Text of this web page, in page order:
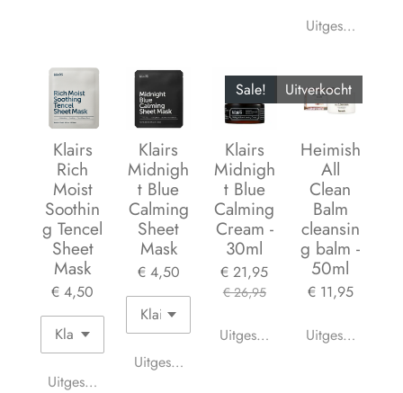
Uitgeschakeld
Klairs
Rich
Moist
Soothin
g Tencel
Sheet
Mask
€ 4,50
Uitgeschakeld
Klairs
Midnigh
t Blue
Calming
Sheet
Mask
€ 4,50
Uitgeschakeld
Sale!
Klairs
Midnigh
t Blue
Calming
Cream -
30ml
€ 21,95
€ 26,95
Uitgeschakeld
Uitverkocht
Heimish
All
Clean
Balm
cleansin
g balm -
50ml
€ 11,95
Uitgeschakeld